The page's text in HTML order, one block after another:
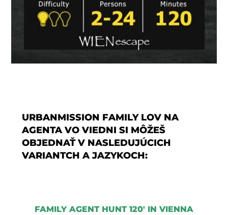
URBANMISSION FAMILY LOV NA
AGENTA VO VIEDNI SI MÔŽEŠ
OBJEDNAŤ V NASLEDUJÚCICH
VARIANTCH A JAZYKOCH:
FAMILY AGENT HUNT 120′ IN VIENNA